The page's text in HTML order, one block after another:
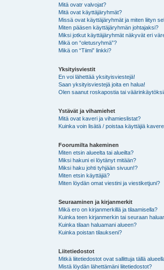
Mitä ovatr valvojat?
Mitä ovat käyttäjäryhmät?
Missä ovat käyttäjäryhmät ja miten liityn
Miten pääsen käyttäjäryhmän johtajaksi?
Miksi jotkut käyttäjäryhmät näkyvät eri
Mikä on “oletusryhmä”?
Mikä on “Tiimi” linkki?
Yksityisviestit
En voi lähettää yksityisviestejä!
Saan yksityisviestejä joita en halua!
Olen saanut roskapostia tai
Ystävät ja vihamiehet
Mitä ovat kaveri ja vihamieslistat?
Kuinka voin lisätä / poistaa käyttäjiä
Foorumilta hakeminen
Miten etsin alueelta tai alueilta?
Miksi hakuni ei löytänyt mitään?
Miksi haku johti tyhjään sivuun!?
Miten etsin käyttäjiä?
Miten löydän omat viestini ja viestiketjuni?
Seuraaminen ja kirjanmerkit
Mikä ero on kirjanmerkillä ja tilaamisella?
Kuinka teen kirjanmerkin tai seuraan
Kuinka tilaan haluamani alueen?
Kuinka poistan tilaukseni?
Liitetiedostot
Mitkä liitetiedostot ovat sallittuja tällä
Mistä löydän lähettämäni liitetiedostot?